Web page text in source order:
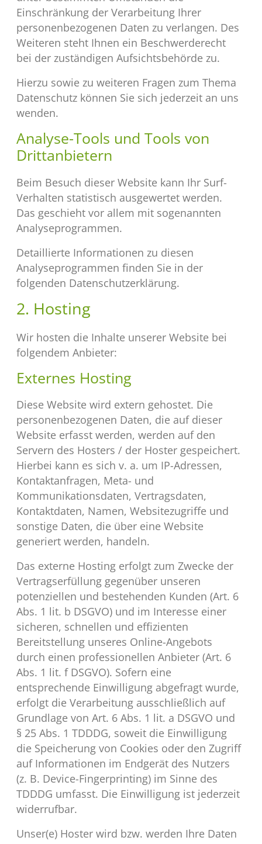
Einschränkung der Verarbeitung Ihrer
personenbezogenen Daten zu verlangen. Des
Weiteren steht Ihnen ein Beschwerderecht
bei der zuständigen Aufsichtsbehörde zu.
Hierzu sowie zu weiteren Fragen zum Thema
Datenschutz können Sie sich jederzeit an uns
wenden.
Analyse-Tools und Tools von
Dritt­anbietern
Beim Besuch dieser Website kann Ihr Surf-
Verhalten statistisch ausgewertet werden.
Das geschieht vor allem mit sogenannten
Analyseprogrammen.
Detaillierte Informationen zu diesen
Analyseprogrammen finden Sie in der
folgenden Datenschutzerklärung.
2. Hosting
Wir hosten die Inhalte unserer Website bei
folgendem Anbieter:
Externes Hosting
Diese Website wird extern gehostet. Die
personenbezogenen Daten, die auf dieser
Website erfasst werden, werden auf den
Servern des Hosters / der Hoster gespeichert.
Hierbei kann es sich v. a. um IP-Adressen,
Kontaktanfragen, Meta- und
Kommunikationsdaten, Vertragsdaten,
Kontaktdaten, Namen, Websitezugriffe und
sonstige Daten, die über eine Website
generiert werden, handeln.
Das externe Hosting erfolgt zum Zwecke der
Vertragserfüllung gegenüber unseren
potenziellen und bestehenden Kunden (Art. 6
Abs. 1 lit. b DSGVO) und im Interesse einer
sicheren, schnellen und effizienten
Bereitstellung unseres Online-Angebots
durch einen professionellen Anbieter (Art. 6
Abs. 1 lit. f DSGVO). Sofern eine
entsprechende Einwilligung abgefragt wurde,
erfolgt die Verarbeitung ausschließlich auf
Grundlage von Art. 6 Abs. 1 lit. a DSGVO und
§ 25 Abs. 1 TDDDG, soweit die Einwilligung
die Speicherung von Cookies oder den Zugriff
auf Informationen im Endgerät des Nutzers
(z. B. Device-Fingerprinting) im Sinne des
TDDDG umfasst. Die Einwilligung ist jederzeit
widerrufbar.
Unser(e) Hoster wird bzw. werden Ihre Daten